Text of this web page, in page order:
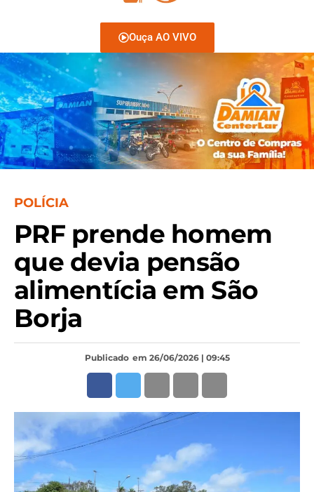
Ouça AO VIVO
POLÍCIA
PRF prende homem
que devia pensão
alimentícia em São
Borja
Publicado em 26/06/2026 | 09:45